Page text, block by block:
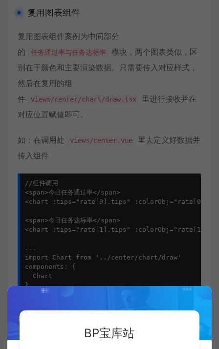
复用图表组件
复用图表组件案例为中间部分
的
任务通过率与任务达标率
模块，两个图表类似，区
别在于颜色和主要渲染数据。只需要传入对应样式，
然后在复用的组
件
views/center/chart/draw.tsx
里进行接收并在
对应位置赋值即可。
如：在调用处 views/center.vue
里去定义好数据并
传入组件
//组件调用
<span>今日任务通过率< /span>
<chart : tips= " rate[0].tips " : colorObj = "
<span>今日任务达标率< /span>
<chart : tips= " rate[1].tips " : colorObj = "
...
import
Chart from ' ../center/chart/draw '
components :
{
Chart
}
setup()
" centerRate1
BP宝库站